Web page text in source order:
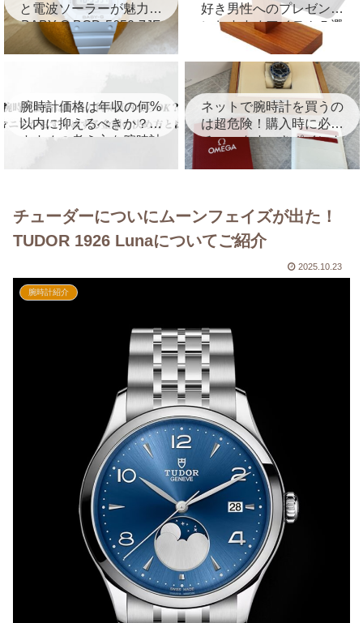
と電波ソーラーが魅力の
BABY-G BGD-5650-7JF
を徹底レビュー！
好き男性へのプレゼント
におすすめアイテム５選
を紹介！
腕時計価格は年収の何%
以内に抑えるべきか？お
すすめの考え方を腕時計
ネットで腕時計を買うの
は超危険！購入時に必ず
チェックすべきポイント
を徹底解説
チューダーについにムーンフェイズが出た！
TUDOR 1926 Lunaについてご紹介
2025.10.23
腕時計紹介